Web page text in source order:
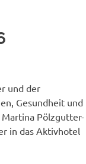
und der
Gesundheit und
Pölzgutter-
in das Aktivhotel